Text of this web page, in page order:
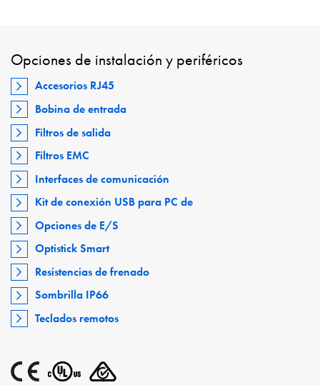
Opciones de instalación y periféricos
Accesorios RJ45
Bobina de entrada
Filtros de salida
Filtros EMC
Interfaces de comunicación
Kit de conexión USB para PC de
Opciones de E/S
Optistick Smart
Resistencias de frenado
Sombrilla IP66
Teclados remotos